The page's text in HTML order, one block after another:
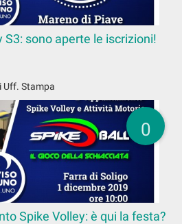
S3: sono aperte le iscrizioni!
Uff. Stampa
0
Spike Volley: è qui la festa?